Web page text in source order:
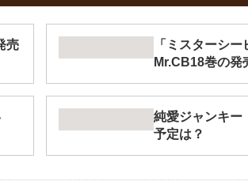
売
「ミスターシ
Mr.CB18巻の発
純愛ジャンキー
予定は？